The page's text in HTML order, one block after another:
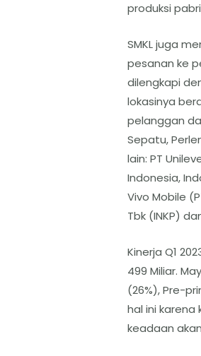
produksi
SMKL juga
pesanan ke
dilengkapi
lokasinya
pelanggan
Sepatu,
lain: PT
Indonesia,
Vivo Mobile
Tbk (INKP)
Kinerja Q1
499 Miliar.
(26%), Pre-
hal ini karena
keadaan